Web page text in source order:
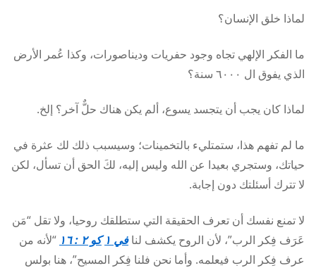
لماذا خلق الإنسان؟
ما الفكر الإلهي تجاه وجود حفريات وديناصورات، وكذا عُمر الأرض
الذي يفوق ال ٦٠٠٠ سنة؟
لماذا كان يجب أن يتجسد يسوع، ألم يكن هناك حلٌّ آخر؟ إلخ.
ما لم تفهم هذا، ستمتليء بالتخمينات؛ وسيسبب ذلك لك عثرة في
حياتك، وستجري بعيدا عن الله وليس إليه، لكَ الحق أن تسأل، لكن
لا تترك أسئلتك دون إجابة.
لا تمنع نفسك أن تعرف الحقيقة التي ستطلقك روحيا، ولا تقل “مَن
عَرَف فِكر الرب”، لأن الروح يكشف لنافي ١ كو ٢ : ١٦
“لأنه من
عرف فِكر الرب فيعلمه. وأما نحن فلنا فِكر المسيح”، هنا بولس